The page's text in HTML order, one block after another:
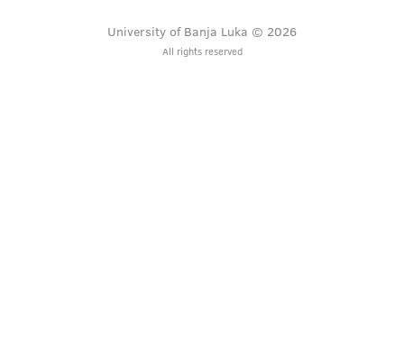
University of Banja Luka © 2026
All rights reserved